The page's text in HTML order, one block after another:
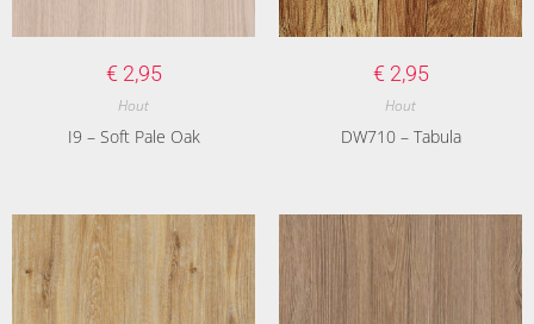
€ 2,95
Hout
I9 – Soft Pale Oak
€ 2,95
Hout
DW710 – Tabula